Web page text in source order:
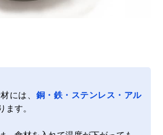
には、 銅・鉄・ステンレス・アル
ます。